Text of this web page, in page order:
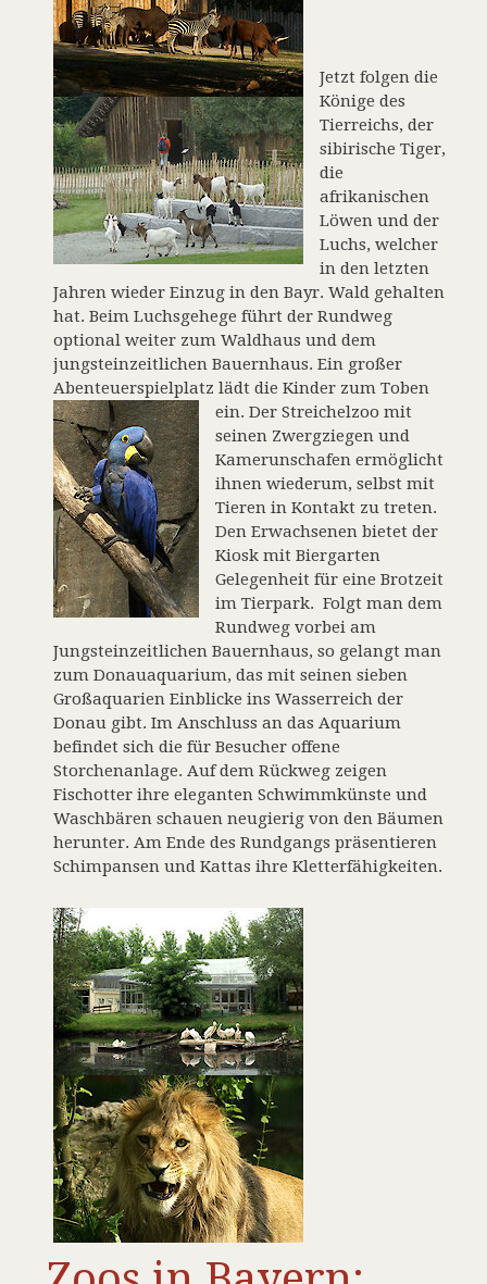
Jetzt folgen die
Könige des
Tierreichs, der
sibirische Tiger,
die
afrikanischen
Löwen und der
Luchs, welcher
in den letzten
Jahren wieder Einzug in den Bayr. Wald gehalten
hat. Beim Luchsgehege führt der Rundweg
optional weiter zum Waldhaus und dem
jungsteinzeitlichen Bauernhaus. Ein großer
Abenteuerspielplatz lädt die Kinder zum Toben
ein. Der Streichelzoo mit
seinen Zwergziegen und
Kamerunschafen ermöglicht
ihnen wiederum, selbst mit
Tieren in Kontakt zu treten.
Den Erwachsenen bietet der
Kiosk mit Biergarten
Gelegenheit für eine Brotzeit
im Tierpark. Folgt man dem
Rundweg vorbei am
Jungsteinzeitlichen Bauernhaus, so gelangt man
zum Donauaquarium, das mit seinen sieben
Großaquarien Einblicke ins Wasserreich der
Donau gibt. Im Anschluss an das Aquarium
befindet sich die für Besucher offene
Storchenanlage. Auf dem Rückweg zeigen
Fischotter ihre eleganten Schwimmkünste und
Waschbären schauen neugierig von den Bäumen
herunter. Am Ende des Rundgangs präsentieren
Schimpansen und Kattas ihre Kletterfähigkeiten.